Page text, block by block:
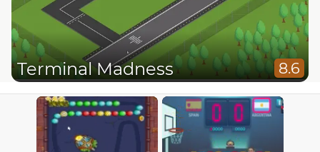
Terminal Madness 8.6